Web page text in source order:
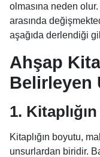
olmasına neden
arasında
aşağıda derlendiği
Ahşap
Belirleyen
1.
Kitaplığın boyutu,
unsurlardan biridir.